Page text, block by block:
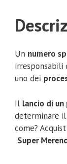
Un numero
irresponsabili
uno dei
Il lancio di
determinare il
come?
Super